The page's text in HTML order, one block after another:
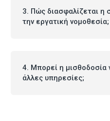
3. Πώς διασφαλίζεται
την εργατική νομοθεσία;
4. Μπορεί η μισθοδοσία
άλλες υπηρεσίες;